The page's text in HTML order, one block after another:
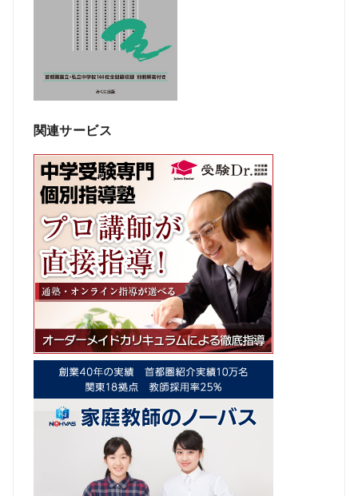
関連サービス